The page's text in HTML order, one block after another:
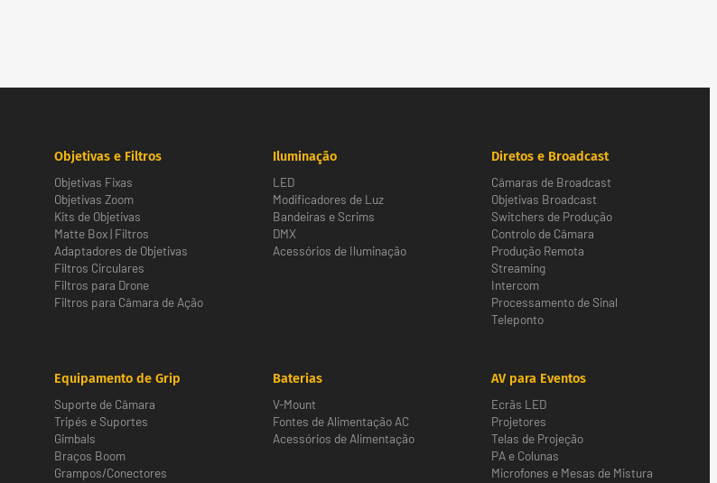
Objetivas e Filtros
Objetivas Fixas
Objetivas Zoom
Kits de Objetivas
Matte Box | Filtros
Adaptadores de Objetivas
Filtros Circulares
Filtros para Drone
Filtros para Câmara de Ação
Iluminação
LED
Modificadores de Luz
Bandeiras e Scrims
DMX
Acessórios de Iluminação
Diretos e Broadcast
Câmaras de Broadcast
Objetivas Broadcast
Switchers de Produção
Controlo de Câmara
Produção Remota
Streaming
Intercom
Processamento de Sinal
Teleponto
Equipamento de Grip
Suporte de Câmara
Tripés e Suportes
Gimbals
Braços Boom
Grampos/Conectores
Baterias
V-Mount
Fontes de Alimentação AC
Acessórios de Alimentação
AV para Eventos
Ecrãs LED
Projetores
Telas de Projeção
PA e Colunas
Microfones e Mesas de Mistura